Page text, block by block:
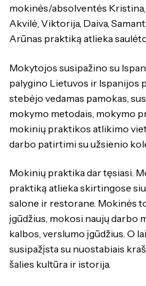
mokinės/absolventės
Akvilė, Viktorija, Daiva,
Arūnas praktiką atlieka
Mokytojos susipažino su
palygino Lietuvos ir Ispanijos
stebėjo vedamas pamokas,
mokymo metodais, mokymo
mokinių praktikos atlikimo
darbo patirtimi su užsienio
Mokinių praktika dar tęsiasi.
praktiką atlieka skirtingose
salone ir restorane. Mokinės
įgūdžius, mokosi naujų darbo
kalbos, verslumo įgūdžius. O
susipažįsta su nuostabiais
šalies kultūra ir istorija.